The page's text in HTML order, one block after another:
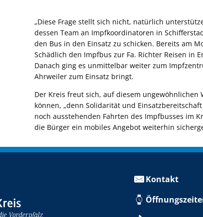
„Diese Frage stellt sich nicht, natürlich
dessen Team an Impfkoordinatoren in
den Bus in den Einsatz zu schicken. Bereits am
Schädlich den Impfbus zur Fa. Richter Reisen in
Danach ging es unmittelbar weiter zum
Ahrweiler zum Einsatz bringt.
Der Kreis freut sich, auf diesem
können, „denn Solidarität und
noch ausstehenden Fahrten des Impfbusses im
die Bürger ein mobiles Angebot weiterhin
Kontakt